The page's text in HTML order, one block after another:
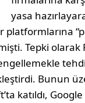
yasa
platformlarına
Tepki olarak
Bunun
katıldı,